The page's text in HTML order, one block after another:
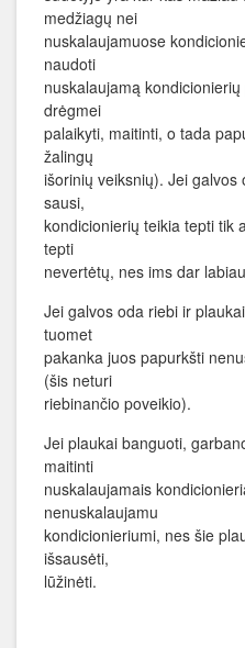
medžiagų nei
nuskalaujamuose
naudoti
nuskalaujamą
drėgmei
palaikyti, maitinti, o tada
žalingų
išorinių veiksnių). Jei
sausi,
kondicionierių teikia tepti tik
tepti
nevertėtų, nes ims dar
Jei galvos oda riebi ir
tuomet
pakanka juos papurkšti
(šis neturi
riebinančio poveikio).
Jei plaukai banguoti,
maitinti
nuskalaujamais
nenuskalaujamu
kondicionieriumi, nes šie
išsausėti,
lūžinėti.